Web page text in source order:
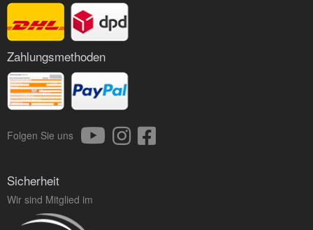
Zahlungsmethoden
Folgen Sie uns
Sicherheit
Wir sind Mitglied im